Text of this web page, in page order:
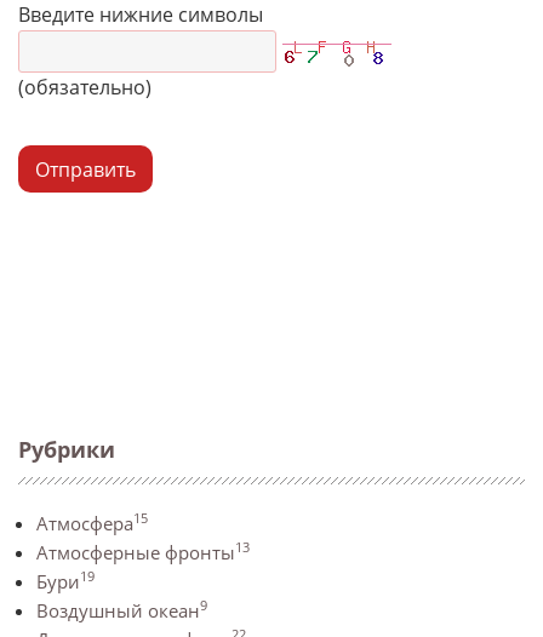
Рубрики
Атмосфера15
Атмосферные фронты13
Бури19
Воздушный океан9
Введите нижние символы
(обязательно)
Отправить